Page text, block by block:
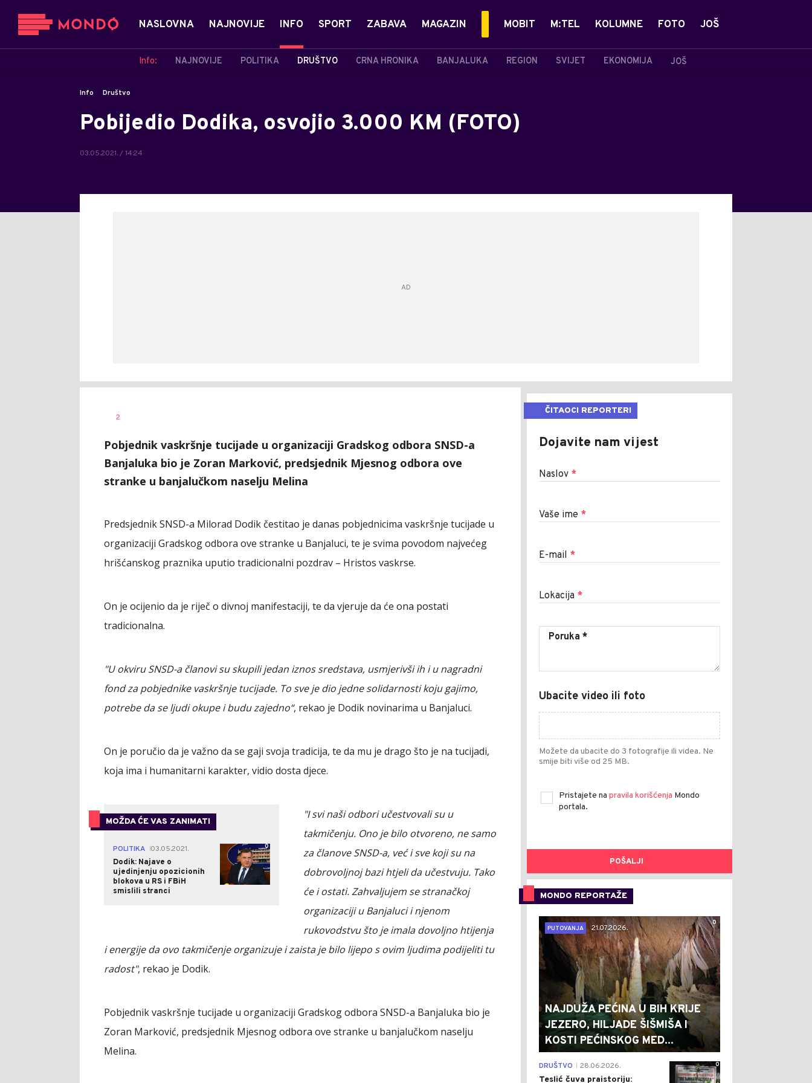
NASLOVNA NAJNOVIJE INFO
Info: NAJNOVIJE POLITIKA DRUŠTVO CRNA HRONIKA BANJALUKA REGION SVIJET EKONOMIJA JOŠ
SPORT ZABAVA MAGAZIN MOBIT M:TEL KOLUMNE FOTO JOŠ
Info Društvo
Pobijedio Dodika, osvojio 3.000 KM (FOTO)
03.05.2021. / 14:24
AUTOR
2
Pobjednik vaskršnje tucijade u organizaciji Gradskog odbora SNSD-a
Banjaluka bio je Zoran Marković, predsjednik Mjesnog odbora ove
stranke u banjalučkom naselju Melina
Predsjednik SNSD-a Milorad Dodik čestitao je danas pobjednicima vaskršnje tucijade u
organizaciji Gradskog odbora ove stranke u Banjaluci, te je svima povodom najvećeg
hrišćanskog praznika uputio tradicionalni pozdrav – Hristos vaskrse.
On je ocijenio da je riječ o divnoj manifestaciji, te da vjeruje da će ona postati
tradicionalna.
"U okviru SNSD-a članovi su skupili jedan iznos sredstava, usmjerivši ih i u nagradni
fond za pobjednike vaskršnje tucijade. To sve je dio jedne solidarnosti koju gajimo,
potrebe da se ljudi okupe i budu zajedno“, rekao je Dodik novinarima u Banjaluci.
On je poručio da je važno da se gaji svoja tradicija, te da mu je drago što je na tucijadi,
koja ima i humanitarni karakter, vidio dosta djece.
MOŽDA ĆE VAS ZANIMATI
POLITIKA
03.05.2021.
Dodik: Najave o
ujedinjenju opozicionih
blokova u RS i FBiH
smislili stranci
0
"I svi naši odbori učestvovali su u
takmičenju. Ono je bilo otvoreno, ne samo
za članove SNSD-a, već i sve koji su na
dobrovoljnoj bazi htjeli da učestvuju. Tako
će i ostati. Zahvaljujem se stranačkoj
organizaciji u Banjaluci i njenom
rukovodstvu što je imala dovoljno htijenja
i energije da ovo takmičenje organizuje i zaista je bilo lijepo s ovim ljudima podijeliti tu
radost", rekao je Dodik.
Pobjednik vaskršnje tucijade u organizaciji Gradskog odbora SNSD-a Banjaluka bio je
Zoran Marković, predsjednik Mjesnog odbora ove stranke u banjalučkom naselju
Melina.
ČITAOCI REPORTERI
Dojavite nam vijest
Naslov *
Vaše ime *
E-mail *
Lokacija *
Ubacite video ili foto
Možete da ubacite do 3 fotografije ili videa. Ne
smije biti više od 25 MB.
Pristajete na pravila korišćenja Mondo
portala.
POŠALJI
MONDO REPORTAŽE
0
PUTOVANJA
21.07.2026.
NAJDUŽA PEĆINA U BIH KRIJE
JEZERO, HILJADE ŠIŠMIŠA I
KOSTI PEĆINSKOG MED...
0
DRUŠTVO 28.06.2026.
Teslić čuva praistoriju: